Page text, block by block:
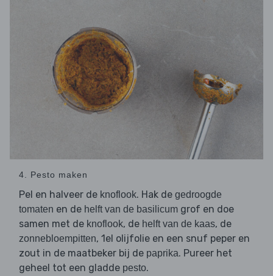
4. Pesto maken
Pel en halveer de knoflook. Hak de gedroogde
tomaten en de helft van de basilicum grof en doe
samen met de knoflook, de helft van de kaas, de
zonnebloempitten, 1el olijfolie en een snuf peper en
zout in de maatbeker bij de paprika. Pureer het
geheel tot een gladde pesto.